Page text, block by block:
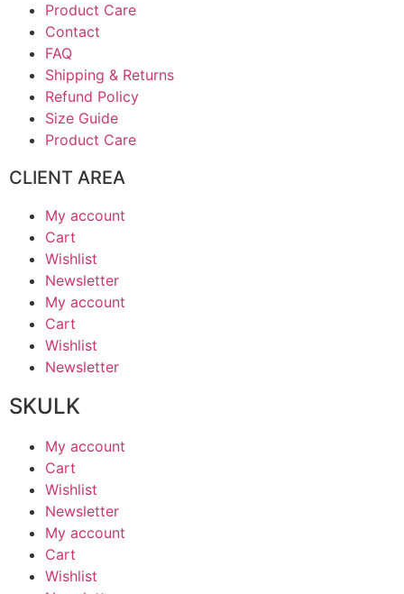
Product Care
Contact
FAQ
Shipping & Returns
Refund Policy
Size Guide
Product Care
CLIENT AREA
My account
Cart
Wishlist
Newsletter
My account
Cart
Wishlist
Newsletter
SKULK
My account
Cart
Wishlist
Newsletter
My account
Cart
Wishlist